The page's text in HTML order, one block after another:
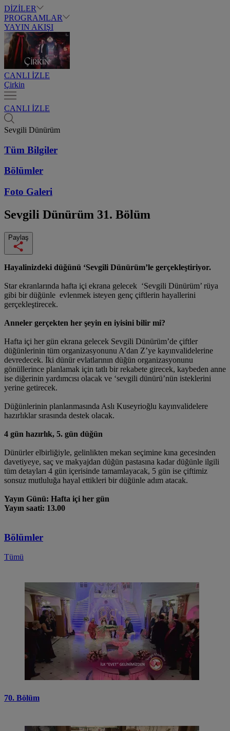
DİZİLER
PROGRAMLAR
YAYIN AKIŞI
CANLI İZLE
Çirkin
CANLI İZLE
Sevgili Dünürüm
Tüm Bilgiler
Bölümler
Foto Galeri
Sevgili Dünürüm 31. Bölüm
Paylaş
Hayalinizdeki düğünü ‘Sevgili Dünürüm’le gerçekleştiriyor.
Star ekranlarında hafta içi ekrana gelecek ‘Sevgili Dünürüm’ rüya
gibi bir düğünle evlenmek isteyen genç çiftlerin hayallerini
gerçekleştirecek.
Anneler gerçekten her şeyin en iyisini bilir mi?
Hafta içi her gün ekrana gelecek Sevgili Dünürüm’de çiftler
düğünlerinin tüm organizasyonunu A’dan Z’ye kayınvalidelerine
devredecek. İki dünür evlatlarının düğün organizasyonunu
gönüllerince planlamak için tatlı bir rekabete girecek, kaybeden anne
ise diğerinin yardımcısı olacak ve ‘sevgili dünürü’nün isteklerini
yerine getirecek.
Düğünlerinin planlanmasında Aslı Kuseyrioğlu kayınvalidelere
hazırlıklar sırasında destek olacak.
4 gün hazırlık, 5. gün düğün
Dünürler elbirliğiyle, gelinlikten mekan seçimine kına gecesinden
davetiyeye, saç ve makyajdan düğün pastasına kadar düğünle ilgili
tüm detayları 4 gün içerisinde tamamlayacak, 5 gün ise çiftimiz
sonsuz mutluluğa hayal ettikleri bir düğünle adım atacak.
Yayın Günü: Hafta içi her gün
Yayın saati: 13.00
Bölümler
Tümü
70. Bölüm